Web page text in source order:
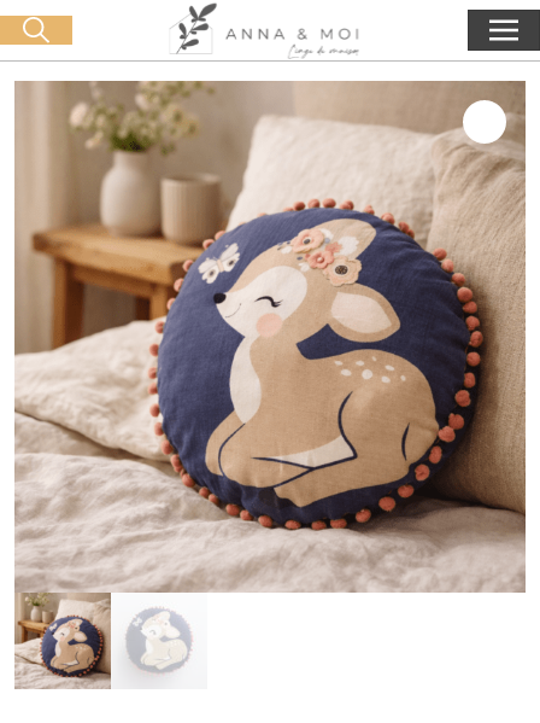
Consegna gratuita a partire da 60€ di acquisto 0,00€
Lancia la ricerca